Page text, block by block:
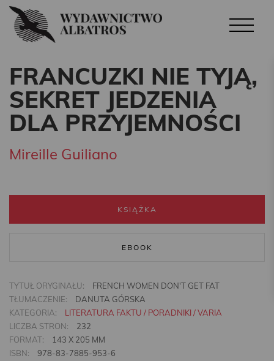
FRANCUZKI NIE TYJĄ,
SEKRET JEDZENIA
DLA PRZYJEMNOŚCI
Mireille Guiliano
KSIĄŻKA
EBOOK
TYTUŁ ORYGINAŁU:
FRENCH WOMEN DON'T GET FAT
TŁUMACZENIE:
DANUTA GÓRSKA
KATEGORIA:
LITERATURA FAKTU / PORADNIKI / VARIA
LICZBA STRON:
232
FORMAT:
143 X 205 MM
ISBN:
978-83-7885-953-6